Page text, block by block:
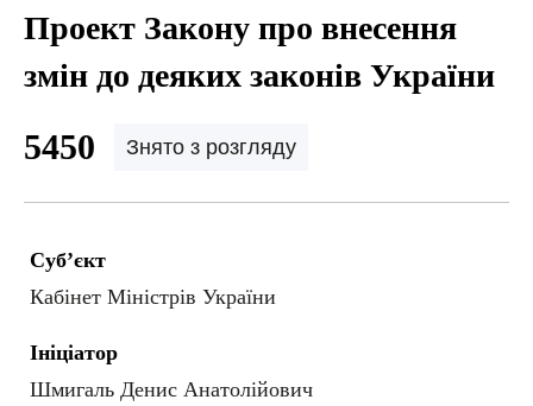
Проект Закону про внесення
змін до деяких законів України
5450 Знято з розгляду
Суб’єкт
Кабінет Міністрів України
Ініціатор
Шмигаль Денис Анатолійович